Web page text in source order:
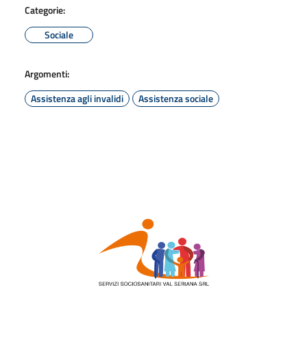
Categorie:
Sociale
Argomenti:
Assistenza agli invalidi
Assistenza sociale